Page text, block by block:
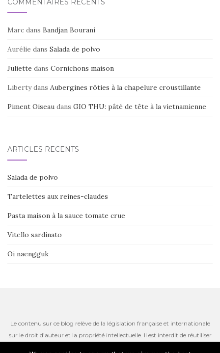
Marc dans Bandjan Bourani
Aurélie dans Salada de polvo
Juliette dans Cornichons maison
Libertydans Aubergines rôties à la chapelure croustillante
Piment Oiseau dans GIO THU: pâté de tête à la vietnamienne
ARTICLES RÉCENTS
Salada de polvo
Tartelettes aux reines-claudes
Pasta maison à la sauce tomate crue
Vitello sardinato
Oi naengguk
Le contenu sur ce blog relève de la législation française et internationale
sur le droit d’auteur et la propriété intellectuelle. Il est interdit de réutiliser